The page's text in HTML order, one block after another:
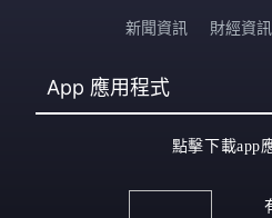
新聞資訊 財經資訊
App 應用程式
點擊下載app